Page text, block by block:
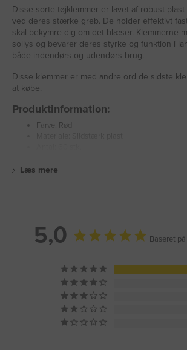
Disse sorte tøjklemmer er lavet af robust
ved deres stærke greb. De holder effektivt
skal bekymre dig om det blæser. Klemmerne
sollys og bevarer deres styrke og funktion i
både indendørs og udendørs brug.
Disse klemmer er med andre ord de sidste
at købe.
Produktinformation:
Farve: Rød
Læs mere
5,0 Baseret